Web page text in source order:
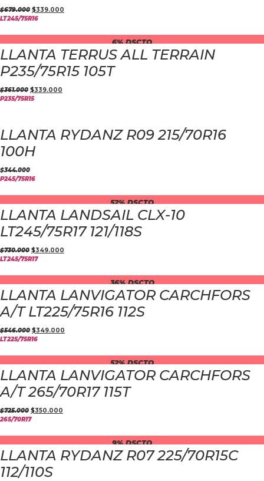
$679.000 $339.000
LT245/75R16
6% DSCTO
LLANTA TERRUS ALL TERRAIN
P235/75R15 105T
$361.000 $339.000
P235/75R15
LLANTA RYDANZ R09 215/70R16
100H
$344.000
P245/75R16
52% DSCTO
LLANTA LANDSAIL CLX-10
LT245/75R17 121/118S
$730.000 $349.000
LT245/75R17
36% DSCTO
LLANTA LANVIGATOR CARCHFORS
A/T LT225/75R16 112S
$546.000 $349.000
LT225/75R16
52% DSCTO
LLANTA LANVIGATOR CARCHFORS
A/T 265/70R17 115T
$725.000 $350.000
265/70R17
9% DSCTO
LLANTA RYDANZ R07 225/70R15C
112/110S